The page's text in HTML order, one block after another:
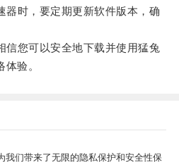
时，要定期更新软件版本，确
您可以安全地下载并使用猛兔
验。
我们带来了无限的隐私保护和安全性保